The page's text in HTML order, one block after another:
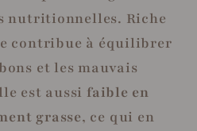
nutritionnelles. Riche
contribue à équilibrer
et les mauvais
est aussi faible en
grasse, ce qui en